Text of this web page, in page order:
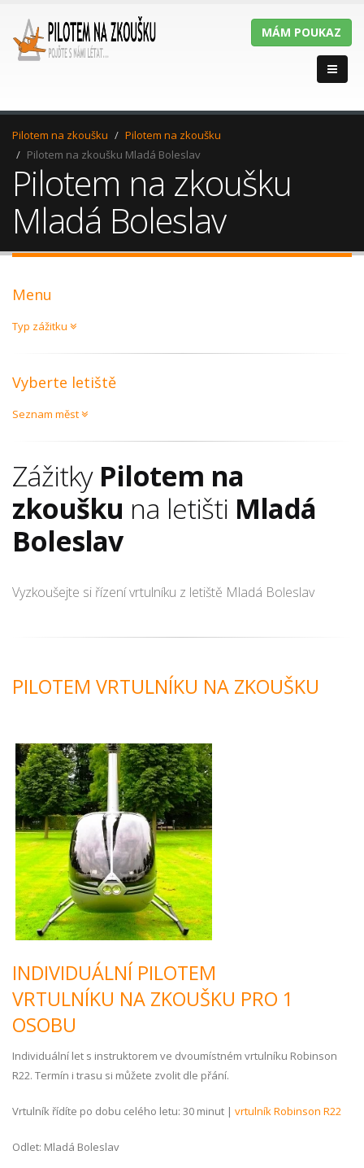
MÁM POUKAZ
Pilotem na zkoušku
Pilotem na zkoušku
Pilotem na zkoušku Mladá Boleslav
Pilotem na zkoušku
Mladá Boleslav
Menu
Typ zážitku
Vyberte letiště
Seznam měst
Zážitky Pilotem na
zkoušku na letišti Mladá
Boleslav
Vyzkoušejte si řízení vrtulníku z letiště Mladá Boleslav
PILOTEM VRTULNÍKU NA ZKOUŠKU
INDIVIDUÁLNÍ PILOTEM
VRTULNÍKU NA ZKOUŠKU PRO 1
OSOBU
Individuální let s instruktorem ve dvoumístném vrtulníku Robinson
R22. Termín i trasu si můžete zvolit dle přání.
Vrtulník řídíte po dobu celého letu: 30 minut | vrtulník Robinson R22
Odlet: Mladá Boleslav